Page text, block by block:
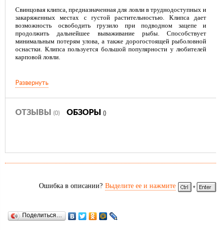
Свинцовая клипса, предназначенная для ловли в труднодоступных и
закаряженных местах с густой растительностью. Клипса дает
возможность освободить грузило при подводном зацепе и
продолжить дальнейшее вываживание рыбы. Способствует
минимальным потерям улова, а также дорогостоящей рыболовной
оснастки. Клипса пользуется большой популярности у любителей
карповой ловли.
Развернуть
ОТЗЫВЫ (0) ОБЗОРЫ ()
Ошибка в описании? Выделите ее и нажмите
Поделиться…